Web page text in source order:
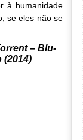
à humanidade
se eles não se
– Blu-
(2014)